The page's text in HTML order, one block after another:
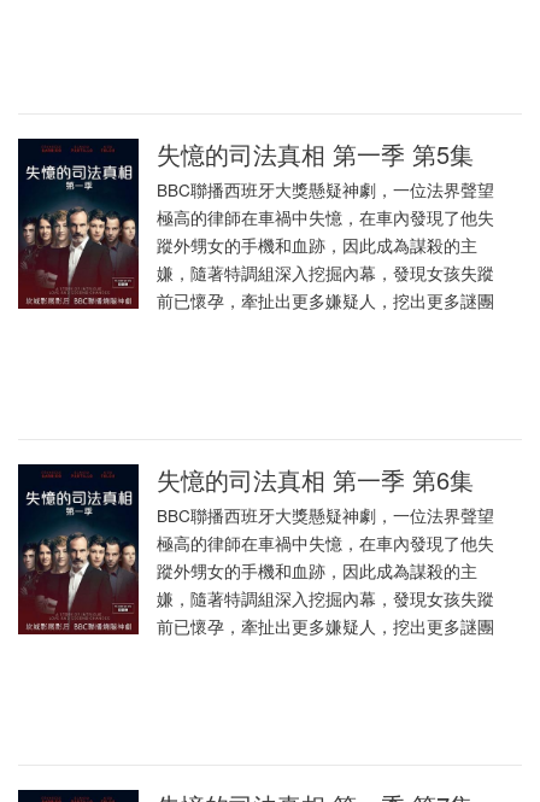
失憶的司法真相 第一季 第5集
BBC聯播西班牙大獎懸疑神劇，一位法界聲望
極高的律師在車禍中失憶，在車內發現了他失
蹤外甥女的手機和血跡，因此成為謀殺的主
嫌，隨著特調組深入挖掘內幕，發現女孩失蹤
前已懷孕，牽扯出更多嫌疑人，挖出更多謎團
失憶的司法真相 第一季 第6集
BBC聯播西班牙大獎懸疑神劇，一位法界聲望
極高的律師在車禍中失憶，在車內發現了他失
蹤外甥女的手機和血跡，因此成為謀殺的主
嫌，隨著特調組深入挖掘內幕，發現女孩失蹤
前已懷孕，牽扯出更多嫌疑人，挖出更多謎團